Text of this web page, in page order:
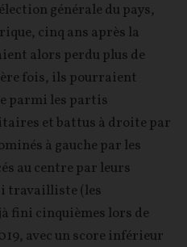
générale du pays,
cinq ans après la
alors perdu plus de
fois, ils pourraient
parmi les partis
et battus à droite par
à gauche par les
au centre par leurs
travailliste (les
fini cinquièmes lors de
avec un score inférieur